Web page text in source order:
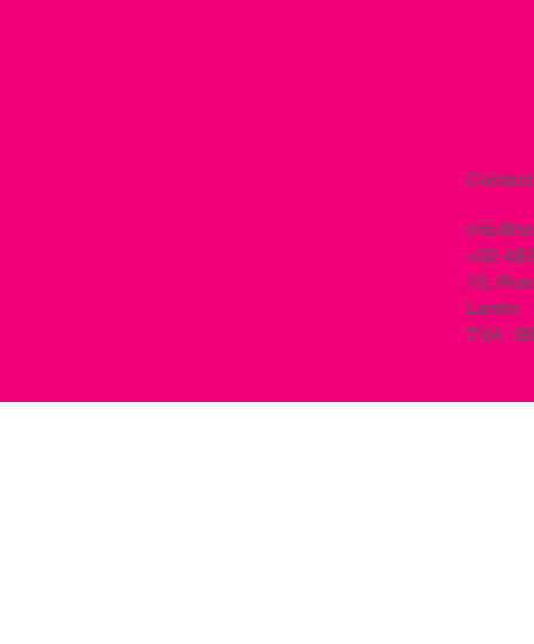
Contact
+32
15,
Lantin
TVA :